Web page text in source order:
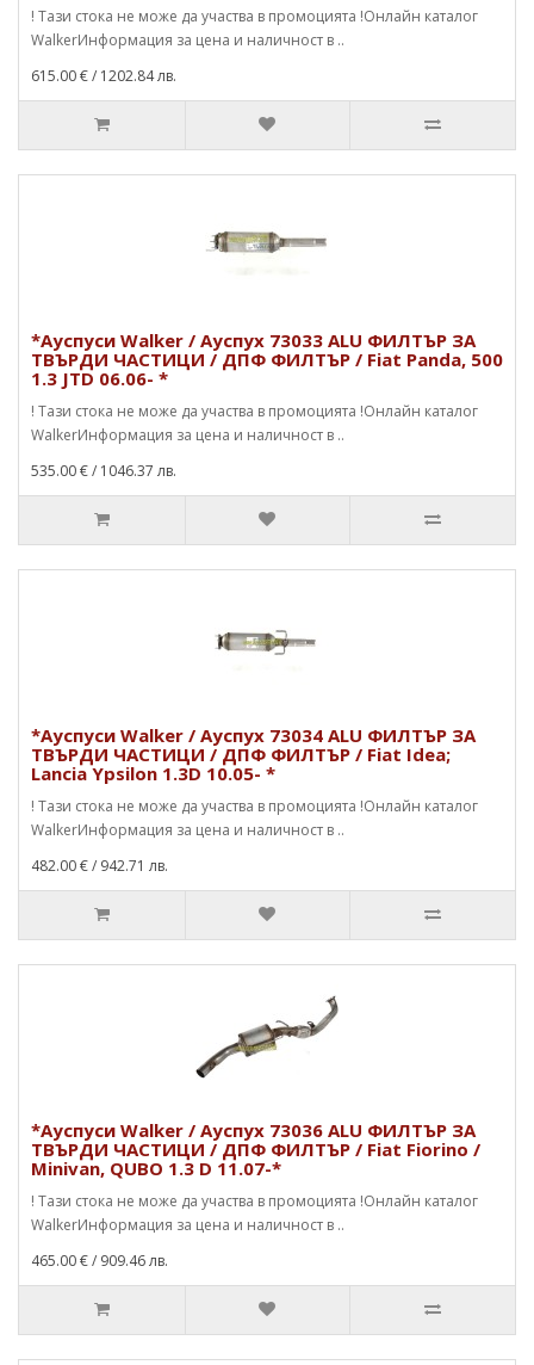
! Тази стока не може да участва в промоцията !Онлайн каталог
WalkerИнформация за цена и наличност в ..
615.00 €/ 1202.84 лв.
*Ауспуси Walker / Ауспух 73033 ALU ФИЛТЪР ЗА
ТВЪРДИ ЧАСТИЦИ / ДПФ ФИЛТЪР / Fiat Panda, 500
1.3 JTD 06.06- *
! Тази стока не може да участва в промоцията !Онлайн каталог
WalkerИнформация за цена и наличност в ..
535.00 €/ 1046.37 лв.
*Ауспуси Walker / Ауспух 73034 ALU ФИЛТЪР ЗА
ТВЪРДИ ЧАСТИЦИ / ДПФ ФИЛТЪР / Fiat Idea;
Lancia Ypsilon 1.3D 10.05- *
! Тази стока не може да участва в промоцията !Онлайн каталог
WalkerИнформация за цена и наличност в ..
482.00 €/ 942.71 лв.
*Ауспуси Walker / Ауспух 73036 ALU ФИЛТЪР ЗА
ТВЪРДИ ЧАСТИЦИ / ДПФ ФИЛТЪР / Fiat Fiorino /
Minivan, QUBO 1.3 D 11.07-*
! Тази стока не може да участва в промоцията !Онлайн каталог
WalkerИнформация за цена и наличност в ..
465.00 €/ 909.46 лв.